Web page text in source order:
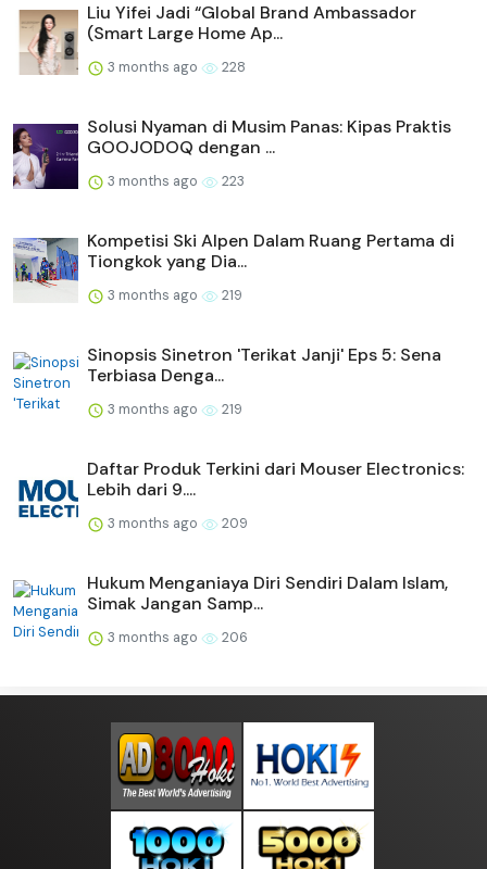
Liu Yifei Jadi “Global Brand Ambassador
(Smart Large Home Ap...
3 months ago 228
Solusi Nyaman di Musim Panas: Kipas Praktis
GOOJODOQ dengan ...
3 months ago 223
Kompetisi Ski Alpen Dalam Ruang Pertama di
Tiongkok yang Dia...
3 months ago 219
Sinopsis Sinetron 'Terikat Janji' Eps 5: Sena
Terbiasa Denga...
3 months ago 219
Daftar Produk Terkini dari Mouser Electronics:
Lebih dari 9....
3 months ago 209
Hukum Menganiaya Diri Sendiri Dalam Islam,
Simak Jangan Samp...
3 months ago 206